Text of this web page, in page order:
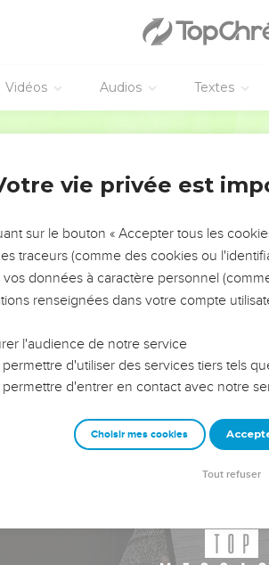
Vidéos Audios Textes
DE L’ANNÉE !
ÉVITER LES VOTRES ?
réussites, leur impact, leur foi ou leur vision.
difficiles qu'ils ont traversés, alors même que
et responsables reviennent sur les erreurs
avancer avec plus de sagesse afin que
un ministère, une équipe, un groupe ou
vie privée est
sur le bouton « Accepter tous les
traceurs (comme des cookies ou
vos données à caractère personnel
renseignées dans votre compte
l'audience de notre service
d'utiliser des services tiers tels
d'entrer en contact avec notre
Choisir mes cookies
Tout refuser